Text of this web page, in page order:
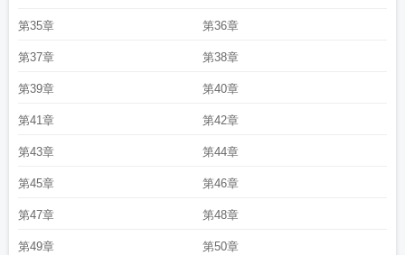
第35章 第36章
第37章 第38章
第39章 第40章
第41章 第42章
第43章 第44章
第45章 第46章
第47章 第48章
第49章 第50章